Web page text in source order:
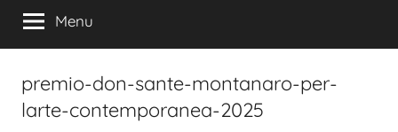
Menu
premio-don-sante-montanaro-per-
larte-contemporanea-2025